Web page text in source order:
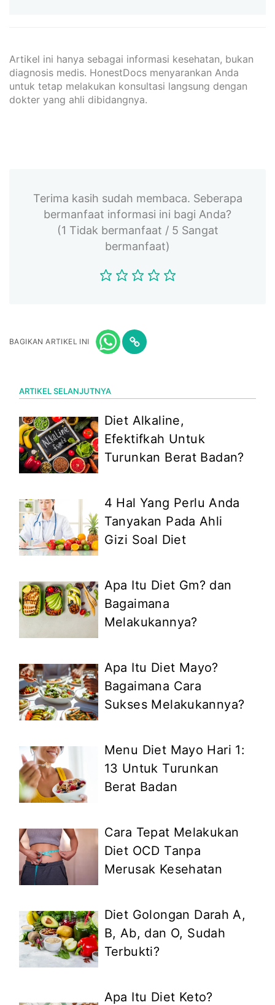
Artikel ini hanya sebagai informasi kesehatan, bukan
diagnosis medis. HonestDocs menyarankan Anda
untuk tetap melakukan konsultasi langsung dengan
dokter yang ahli dibidangnya.
Terima kasih sudah membaca. Seberapa
bermanfaat informasi ini bagi Anda?
(1 Tidak bermanfaat / 5 Sangat
bermanfaat)
BAGIKAN ARTIKEL INI
ARTIKEL SELANJUTNYA
Diet Alkaline,
Efektifkah Untuk
Turunkan Berat Badan?
4 Hal Yang Perlu Anda
Tanyakan Pada Ahli
Gizi Soal Diet
Apa Itu Diet Gm? dan
Bagaimana
Melakukannya?
Apa Itu Diet Mayo?
Bagaimana Cara
Sukses Melakukannya?
Menu Diet Mayo Hari 1:
13 Untuk Turunkan
Berat Badan
Cara Tepat Melakukan
Diet OCD Tanpa
Merusak Kesehatan
Diet Golongan Darah A,
B, Ab, dan O, Sudah
Terbukti?
Apa Itu Diet Keto?